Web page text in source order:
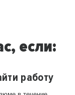
если:
работу